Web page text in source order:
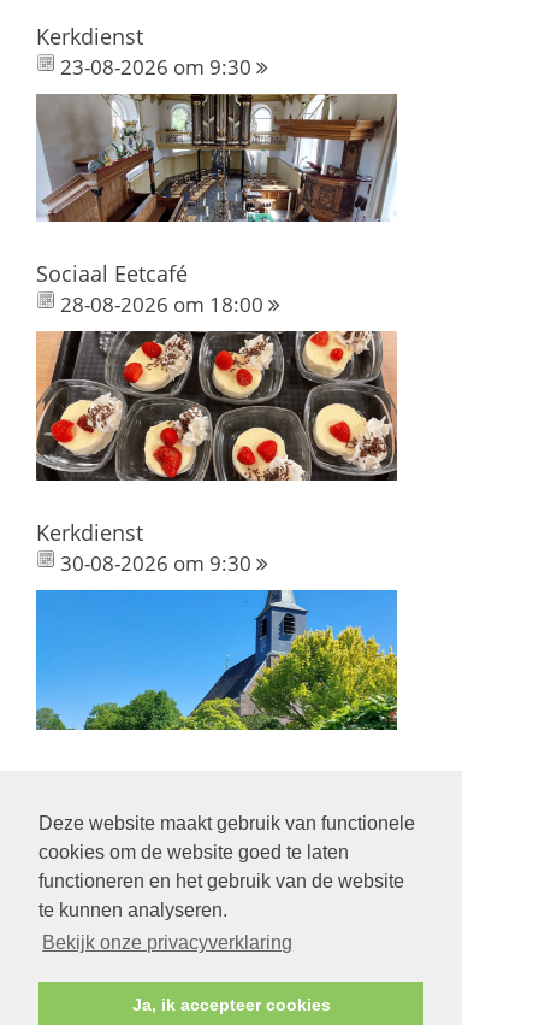
Deze website maakt gebruik van functionele
cookies om de website goed te laten
functioneren en het gebruik van de website
te kunnen analyseren.
Bekijk onze privacyverklaring
Ja, ik accepteer cookies
Kerkdienst
23-08-2026 om 9:30
Sociaal Eetcafé
28-08-2026 om 18:00
Kerkdienst
30-08-2026 om 9:30
Volg ons op:
© Protestantse Gemeente Hurdegaryp